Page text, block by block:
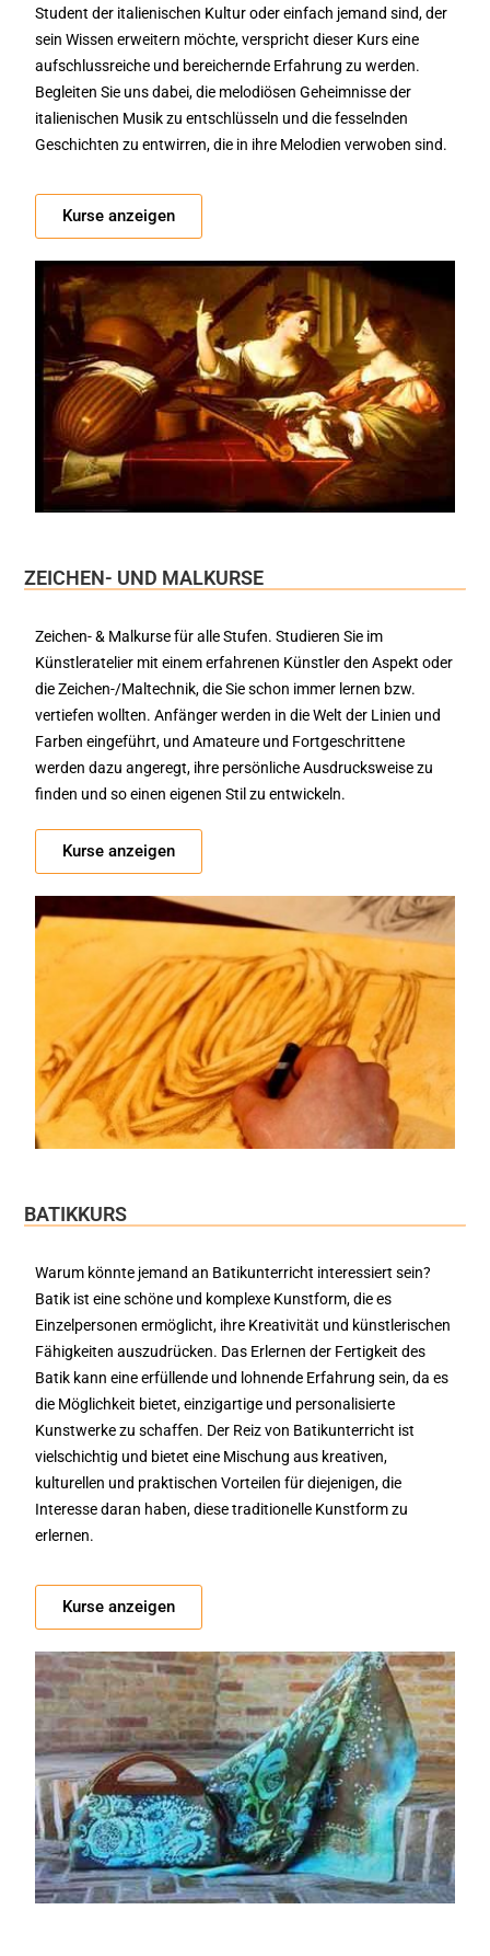
Student der italienischen Kultur oder einfach jemand sind, der
sein Wissen erweitern möchte, verspricht dieser Kurs eine
aufschlussreiche und bereichernde Erfahrung zu werden.
Begleiten Sie uns dabei, die melodiösen Geheimnisse der
italienischen Musik zu entschlüsseln und die fesselnden
Geschichten zu entwirren, die in ihre Melodien verwoben sind.
Kurse anzeigen
ZEICHEN- UND MALKURSE
Zeichen- & Malkurse für alle Stufen. Studieren Sie im
Künstleratelier mit einem erfahrenen Künstler den Aspekt oder
die Zeichen-/Maltechnik, die Sie schon immer lernen bzw.
vertiefen wollten. Anfänger werden in die Welt der Linien und
Farben eingeführt, und Amateure und Fortgeschrittene
werden dazu angeregt, ihre persönliche Ausdrucksweise zu
finden und so einen eigenen Stil zu entwickeln.
Kurse anzeigen
BATIKKURS
Warum könnte jemand an Batikunterricht interessiert sein?
Batik ist eine schöne und komplexe Kunstform, die es
Einzelpersonen ermöglicht, ihre Kreativität und künstlerischen
Fähigkeiten auszudrücken. Das Erlernen der Fertigkeit des
Batik kann eine erfüllende und lohnende Erfahrung sein, da es
die Möglichkeit bietet, einzigartige und personalisierte
Kunstwerke zu schaffen. Der Reiz von Batikunterricht ist
vielschichtig und bietet eine Mischung aus kreativen,
kulturellen und praktischen Vorteilen für diejenigen, die
Interesse daran haben, diese traditionelle Kunstform zu
erlernen.
Kurse anzeigen